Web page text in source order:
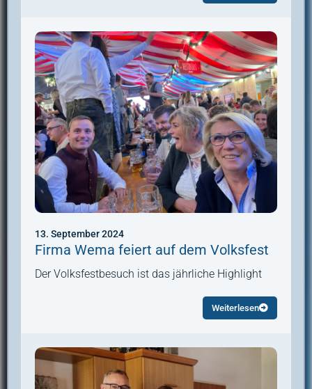
13. September 2024
Firma Wema feiert auf dem Volksfest
Der Volksfestbesuch ist das jährliche Highlight
Weiterlesen